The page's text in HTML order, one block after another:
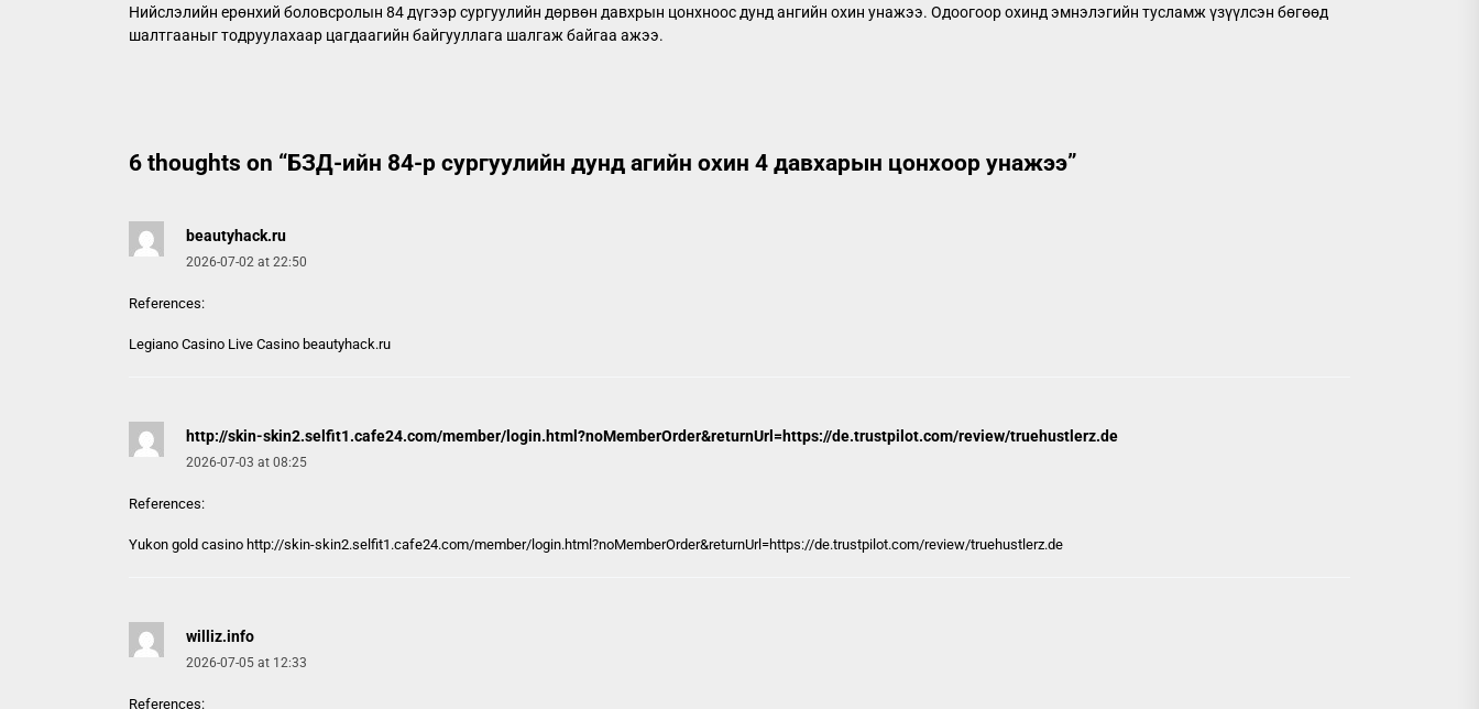
Нийслэлийн ерөнхий боловсролын 84 дүгээр сургуулийн дөрвөн давхрын цонхноос дунд ангийн охин унажээ. Одоогоор охинд эмнэлэгийн тусламж үзүүлсэн бөгөөд
шалтгааныг тодруулахаар цагдаагийн байгууллага шалгаж байгаа ажээ.
6 thoughts on “БЗД-ийн 84-р сургуулийн дунд агийн охин 4 давхарын цонхоор унажээ”
beautyhack.ru
2026-07-02 at 22:50
References:
Legiano Casino Live Casino beautyhack.ru
http://skin-skin2.selfit1.cafe24.com/member/login.html?noMemberOrder&returnUrl=https://de.trustpilot.com/review/truehustlerz.de
2026-07-03 at 08:25
References:
Yukon gold casino http://skin-skin2.selfit1.cafe24.com/member/login.html?noMemberOrder&returnUrl=https://de.trustpilot.com/review/truehustlerz.de
williz.info
2026-07-05 at 12:33
References: